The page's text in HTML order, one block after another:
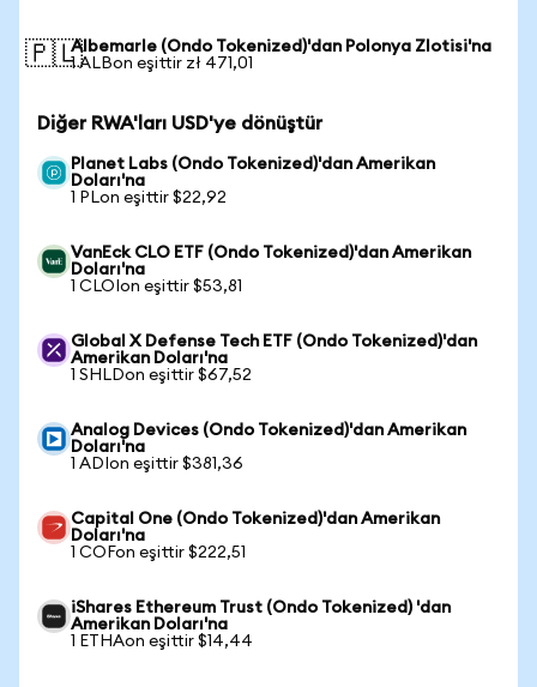
🇵🇱Albemarle (Ondo Tokenized)'dan Polonya Zlotisi'na
1 ALBon eşittir zł 471,01
Diğer RWA'ları USD'ye dönüştür
Planet Labs (Ondo Tokenized)'dan Amerikan
Doları'na
1 PLon eşittir $22,92
VanEck CLO ETF (Ondo Tokenized)'dan Amerikan
Doları'na
1 CLOIon eşittir $53,81
Global X Defense Tech ETF (Ondo Tokenized)'dan
Amerikan Doları'na
1 SHLDon eşittir $67,52
Analog Devices (Ondo Tokenized)'dan Amerikan
Doları'na
1 ADIon eşittir $381,36
Capital One (Ondo Tokenized)'dan Amerikan
Doları'na
1 COFon eşittir $222,51
iShares Ethereum Trust (Ondo Tokenized) 'dan
Amerikan Doları'na
1 ETHAon eşittir $14,44